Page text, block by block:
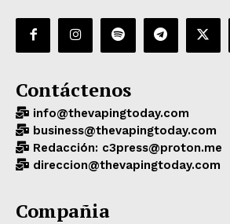
Contáctenos
info@thevapingtoday.com
business@thevapingtoday.com
Redacción: c3press@proton.me
direccion@thevapingtoday.com
Compañia